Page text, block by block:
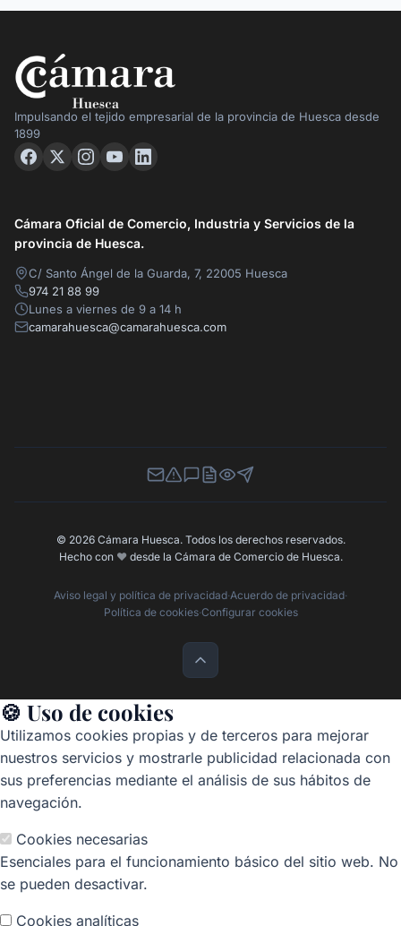
Impulsando el tejido empresarial de la provincia de Huesca desde
1899
Cámara Oficial de Comercio, Industria y Servicios de la
provincia de Huesca.
C/ Santo Ángel de la Guarda, 7, 22005 Huesca
974 21 88 99
Lunes a viernes de 9 a 14 h
camarahuesca@camarahuesca.com
Newsletter
Canal de Denuncias
Buzón de Sugerencias
Perfil Contratante
Ley de Transparencia
Contacta con nosotros
© 2026 Cámara Huesca. Todos los derechos reservados.
Hecho con ❤️desde la Cámara de Comercio de Huesca.
Aviso legal y política de privacidad·Acuerdo de privacidad·
Política de cookies·Configurar cookies
🍪 Uso de cookies
Utilizamos cookies propias y de terceros para mejorar
nuestros servicios y mostrarle publicidad relacionada con
sus preferencias mediante el análisis de sus hábitos de
navegación.
Cookies necesarias
Esenciales para el funcionamiento básico del sitio web. No
se pueden desactivar.
Cookies analíticas